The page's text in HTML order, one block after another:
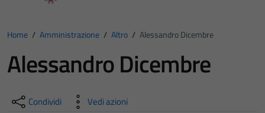
Home / Amministrazione / Altro / Alessandro Dicembre
Alessandro Dicembre
Condividi Vedi azioni